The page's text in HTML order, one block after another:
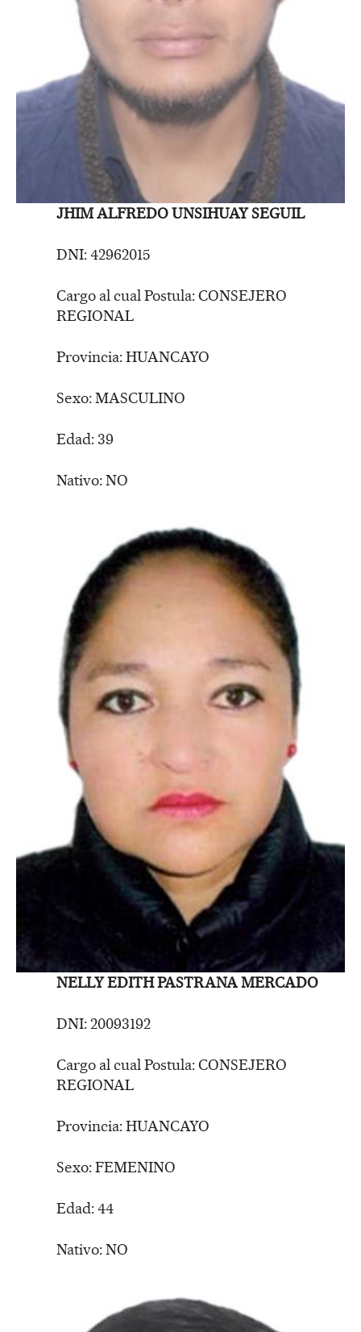
JHIM ALFREDO UNSIHUAY SEGUIL
DNI: 42962015
Cargo al cual Postula: CONSEJERO
REGIONAL
Provincia: HUANCAYO
Sexo: MASCULINO
Edad: 39
Nativo: NO
NELLY EDITH PASTRANA MERCADO
DNI: 20093192
Cargo al cual Postula: CONSEJERO
REGIONAL
Provincia: HUANCAYO
Sexo: FEMENINO
Edad: 44
Nativo: NO